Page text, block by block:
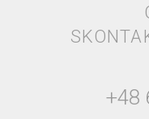
+48